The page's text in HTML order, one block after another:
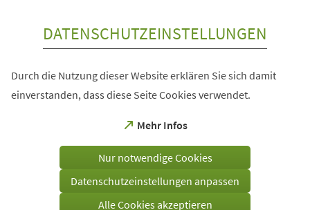
DATENSCHUTZEINSTELLUNGEN
Durch die Nutzung dieser Website erklären Sie sich damit
einverstanden, dass diese Seite Cookies verwendet.
Mehr Infos
(Öffnet
einem
Tab)
Nur notwendige Cookies
Datenschutzeinstellungen anpassen
Alle Cookies akzeptieren